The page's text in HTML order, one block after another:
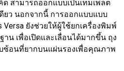
สามารถออกแบบเป็นเทมเพลต
ยว นอกจากนี้ การออกแบบแบบ
Versa ยังช่วยให้ผู้ใช้ยกเครื่องพิมพ์
น เพื่อเปิดและเลื่อนได้มากขึ้น ถุง
ซ้อนที่ยากบนแผ่นรองเพื่อคุณภาพ